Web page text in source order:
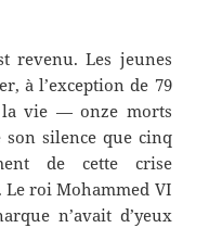
revenu. Les jeunes
à l’exception de 79
vie — onze morts
son silence que cinq
de cette crise
roi Mohammed VI
n’avait d’yeux